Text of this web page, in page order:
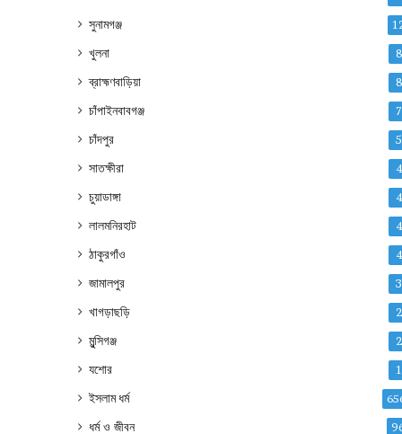
সুনামগঞ্জ
খুলনা 8
ব্রাহ্মণবাড়িয়া 8
চাঁপাইনবাবগঞ্জ 7
চাঁদপুর 5
সাতক্ষীরা 4
চুয়াডাঙ্গা 4
লালমনিরহাট 4
ঠাকুরগাঁও 4
জামালপুর 3
খাগড়াছড়ি 2
মুন্সিগঞ্জ 2
যশোর 1
ইসলাম ধর্ম
ধর্ম ও জীবন